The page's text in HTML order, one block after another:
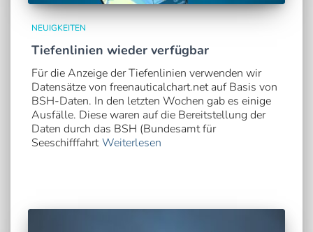
NEUIGKEITEN
Tiefenlinien wieder verfügbar
Für die Anzeige der Tiefenlinien verwenden wir
Datensätze von freenauticalchart.net auf Basis von
BSH-Daten. In den letzten Wochen gab es einige
Ausfälle. Diese waren auf die Bereitstellung der
Daten durch das BSH (Bundesamt für
Seeschifffahrt Weiterlesen